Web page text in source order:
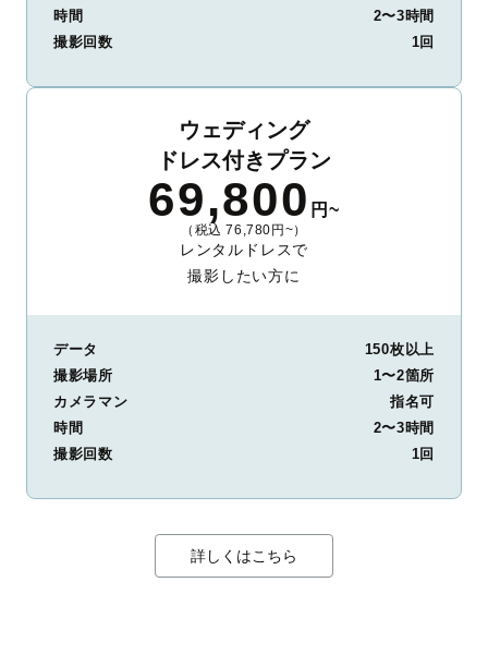
時間
2〜3時間
撮影回数
1回
ウェディング
ドレス付きプラン
69,800 円~
（税込 76,780円~）
レンタルドレスで
撮影したい方に
データ
150枚以上
撮影場所
1〜2箇所
カメラマン
指名可
時間
2〜3時間
撮影回数
1回
詳しくはこちら